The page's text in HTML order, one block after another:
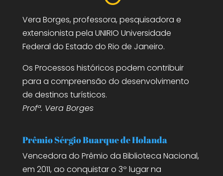
Vera Borges, professora, pesquisadora e
extensionista pela UNIRIO Universidade
Federal do Estado do Rio de Janeiro.
Os Processos históricos podem contribuir
para a compreensão do desenvolvimento
de destinos turísticos.
Profª. Vera Borges
Prêmio Sérgio Buarque de Holanda
Vencedora do Prêmio da Biblioteca Nacional,
em 2011, ao conquistar o 3º lugar na